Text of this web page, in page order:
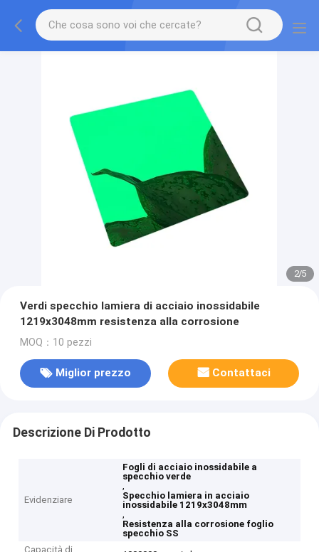
2/5
Verdi specchio lamiera di acciaio inossidabile
1219x3048mm resistenza alla corrosione
MOQ：10 pezzi
Miglior prezzo Contattaci
Descrizione Di Prodotto
Evidenziare
Fogli di acciaio inossidabile a
specchio verde
,
Specchio lamiera in acciaio
inossidabile 1219x3048mm
,
Resistenza alla corrosione foglio
specchio SS
Capacità di